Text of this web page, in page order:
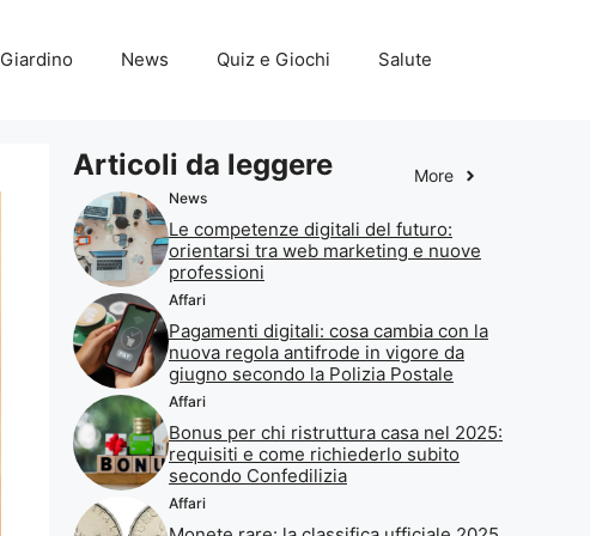
Giardino News Quiz e Giochi Salute
Articoli da leggere More
News
Le competenze digitali del futuro:
orientarsi tra web marketing e nuove
professioni
Affari
Pagamenti digitali: cosa cambia con la
nuova regola antifrode in vigore da
giugno secondo la Polizia Postale
Affari
Bonus per chi ristruttura casa nel 2025:
requisiti e come richiederlo subito
secondo Confedilizia
Affari